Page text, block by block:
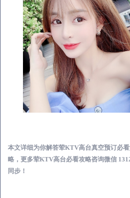
本文详细为你解答荤KTV高台真空预订必
略，更多荤KTV高台必看攻略咨询微信
同步！